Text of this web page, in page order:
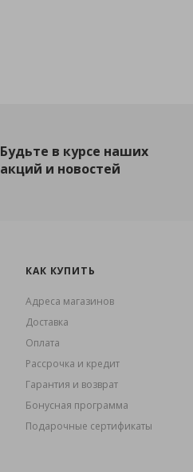
Будьте в курсе наших
акций и новостей
КАК КУПИТЬ
Адреса магазинов
Доставка
Оплата
Рассрочка и кредит
Гарантия и возврат
Бонусная программа
Подарочные сертификаты